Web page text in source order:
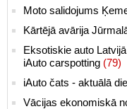
Moto salidojums
Kārtējā avārija
Eksotiskie auto
iAuto carspotting (79)
iAuto čats - aktuālā
Vācijas ekonomiskā